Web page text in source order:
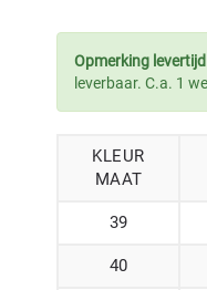
Opmerking levertijd
leverbaar. C.a. 1
KLEUR
MAAT
39
40